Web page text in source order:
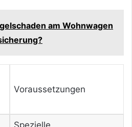
am Wohnwagen
Voraussetzungen
Spezielle